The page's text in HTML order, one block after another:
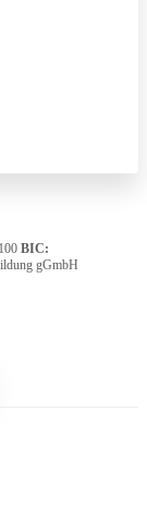
BIC:
gGmbH